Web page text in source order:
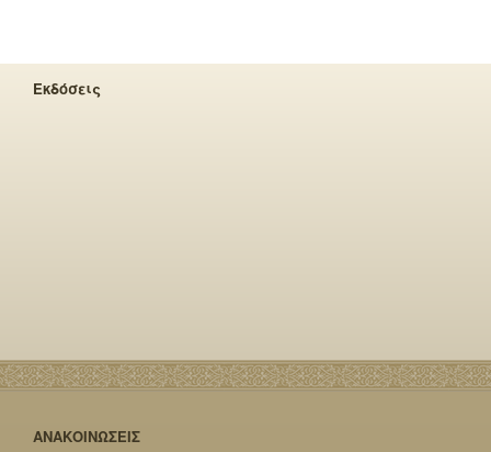
Εκδόσεις
ΑΝΑΚΟΙΝΩΣΕΙΣ